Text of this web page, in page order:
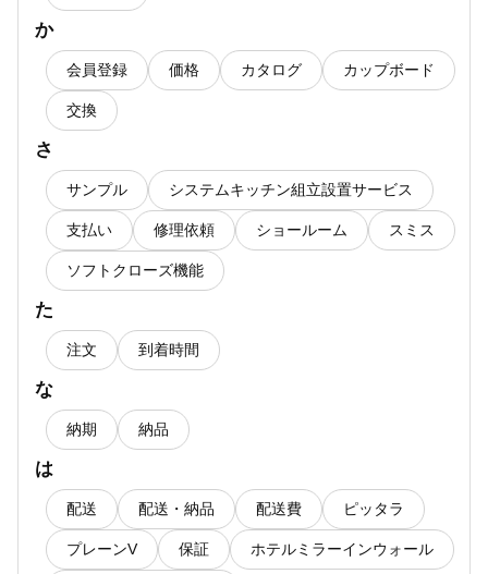
か
会員登録 価格 カタログ カップボード
交換
さ
サンプル システムキッチン組立設置サービス
支払い 修理依頼 ショールーム スミス
ソフトクローズ機能
た
注文 到着時間
な
納期 納品
は
配送 配送・納品 配送費 ピッタラ
プレーンV 保証 ホテルミラーインウォール